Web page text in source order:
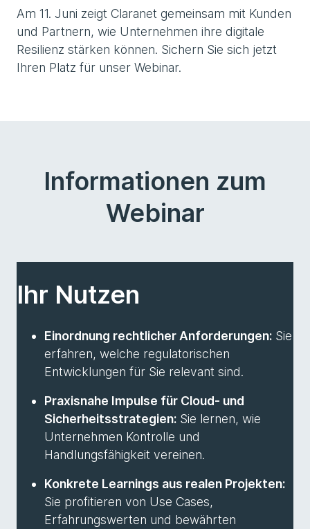
Am 11. Juni zeigt Claranet gemeinsam mit Kunden
und Partnern, wie Unternehmen ihre digitale
Resilienz stärken können. Sichern Sie sich jetzt
Ihren Platz für unser Webinar.
Informationen zum
Webinar
Ihr Nutzen
Einordnung rechtlicher Anforderungen: Sie
erfahren, welche regulatorischen
Entwicklungen für Sie relevant sind.
Praxisnahe Impulse für Cloud- und
Sicherheitsstrategien: Sie lernen, wie
Unternehmen Kontrolle und
Handlungsfähigkeit vereinen.
Konkrete Learnings aus realen Projekten:
Sie profitieren von Use Cases,
Erfahrungswerten und bewährten